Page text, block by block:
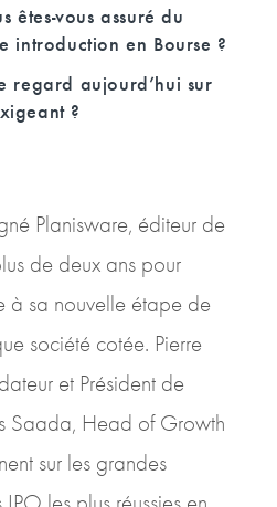
êtes-vous assuré du
introduction en Bourse ?
regard aujourd’hui sur
?
Planisware, éditeur de
de deux ans pour
à sa nouvelle étape de
société cotée. Pierre
et Président de
Saada, Head of Growth
sur les grandes
les plus réussies en